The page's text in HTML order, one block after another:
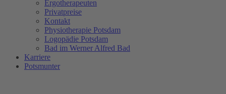
Ergotherapeuten
Privatpreise
Kontakt
Physiotherapie Potsdam
Logopädie Potsdam
Bad im Werner Alfred Bad
Karriere
Potsmunter